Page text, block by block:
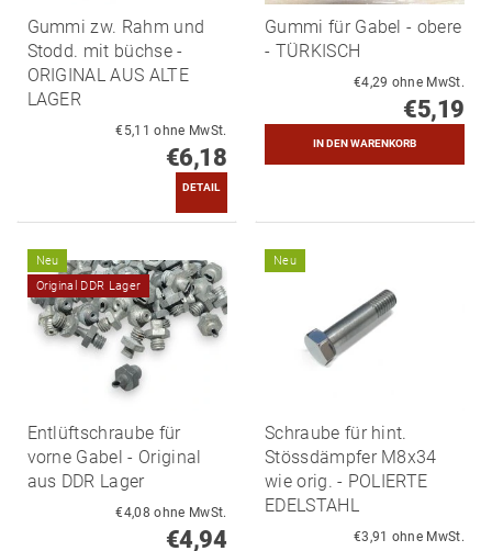
Gummi zw. Rahm und
Stodd. mit büchse -
ORIGINAL AUS ALTE
LAGER
€5,11 ohne MwSt.
€6,18
DETAIL
Gummi für Gabel - obere
- TÜRKISCH
€4,29 ohne MwSt.
€5,19
Neu
Original DDR Lager
Entlüftschraube für
vorne Gabel - Original
aus DDR Lager
€4,08 ohne MwSt.
€4,94
Neu
Schraube für hint.
Stössdämpfer M8x34
wie orig. - POLIERTE
EDELSTAHL
€3,91 ohne MwSt.